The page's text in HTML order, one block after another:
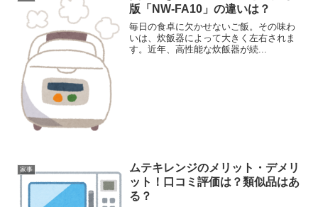
版「NW-FA10」の違いは？
毎日の食卓に欠かせないご飯。その味わ
いは、炊飯器によって大きく左右されま
す。近年、高性能な炊飯器が続...
家事
ムテキレンジのメリット・デメリ
ット！口コミ評価は？類似品はあ
る？